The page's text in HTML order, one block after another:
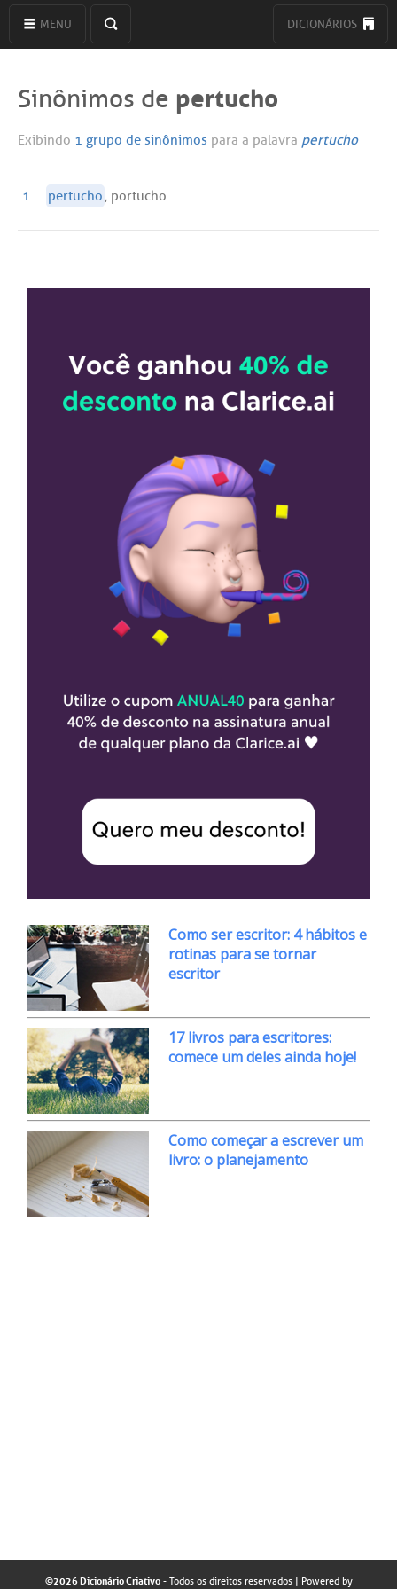
MENU DICIONÁRIOS
Sinônimos de pertucho
Exibindo 1 grupo de sinônimos para a palavra pertucho
1. pertucho, portucho
Como ser escritor: 4 hábitos e
rotinas para se tornar
escritor
17 livros para escritores:
comece um deles ainda hoje!
Como começar a escrever um
livro: o planejamento
©2026 Dicionário Criativo- Todos os direitos reservados| Powered by